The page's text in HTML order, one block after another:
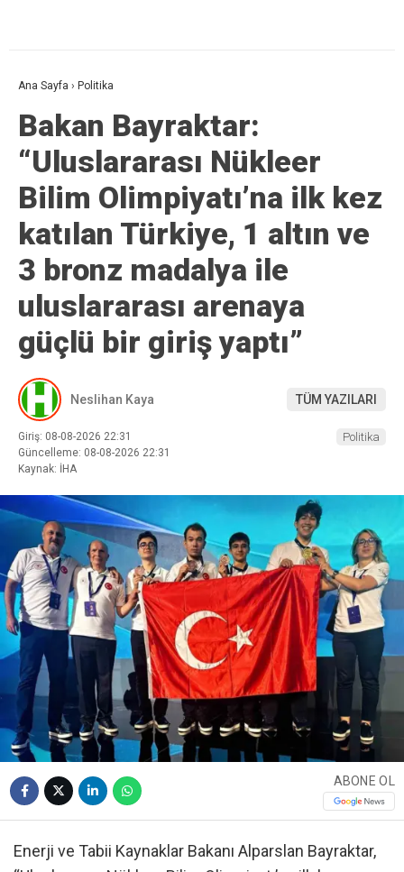
Ana Sayfa › Politika
Bakan Bayraktar:
“Uluslararası Nükleer
Bilim Olimpiyatı’na ilk kez
katılan Türkiye, 1 altın ve
3 bronz madalya ile
uluslararası arenaya
güçlü bir giriş yaptı”
Neslihan Kaya TÜM YAZILARI
Giriş: 08-08-2026 22:31
Güncelleme: 08-08-2026 22:31
Kaynak: İHA
Politika
ABONE OL
Enerji ve Tabii Kaynaklar Bakanı Alparslan Bayraktar,